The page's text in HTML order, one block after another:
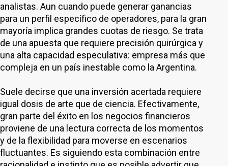
analistas. Aun cuando puede generar ganancias
para un perfil específico de operadores, para la gran
mayoría implica grandes cuotas de riesgo. Se trata
de una apuesta que requiere precisión quirúrgica y
una alta capacidad especulativa: empresa más que
compleja en un país inestable como la Argentina.
Suele decirse que una inversión acertada requiere
igual dosis de arte que de ciencia. Efectivamente,
gran parte del éxito en los negocios financieros
proviene de una lectura correcta de los momentos
y de la flexibilidad para moverse en escenarios
fluctuantes. Es siguiendo esta combinación entre